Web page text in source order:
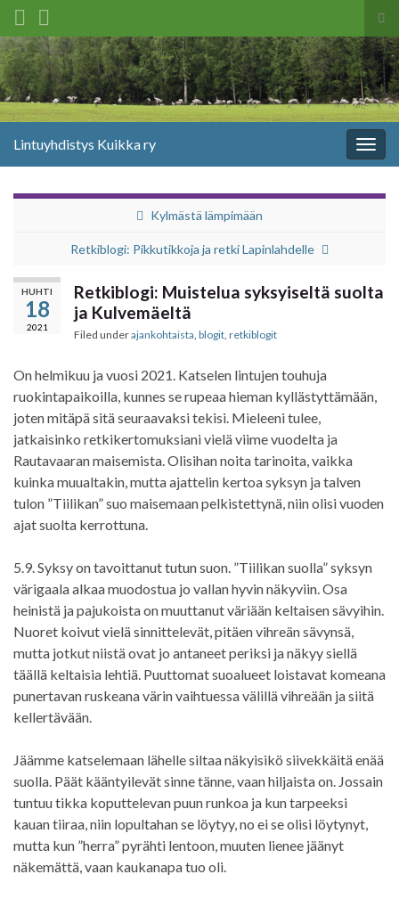
Search for:
Lintuyhdistys Kuikka ry
Kylmästä lämpimään
Retkiblogi: Pikkutikkoja ja retki Lapinlahdelle
HUHTI
18
2021
Retkiblogi: Muistelua syksyiseltä suolta
ja Kulvemäeltä
Filed underajankohtaista blogit retkiblogit
On helmikuu ja vuosi 2021. Katselen lintujen touhuja
ruokintapaikoilla, kunnes se rupeaa hieman kyllästyttämään,
joten mitäpä sitä seuraavaksi tekisi. Mieleeni tulee,
jatkaisinko retkikertomuksiani vielä viime vuodelta ja
Rautavaaran maisemista. Olisihan noita tarinoita, vaikka
kuinka muualtakin, mutta ajattelin kertoa syksyn ja talven
tulon ”Tiilikan” suo maisemaan pelkistettynä, niin olisi vuoden
ajat suolta kerrottuna.
5.9. Syksy on tavoittanut tutun suon. ”Tiilikan suolla” syksyn
värigaala alkaa muodostua jo vallan hyvin näkyviin. Osa
heinistä ja pajukoista on muuttanut väriään keltaisen sävyihin.
Nuoret koivut vielä sinnittelevät, pitäen vihreän sävynsä,
mutta jotkut niistä ovat jo antaneet periksi ja näkyy siellä
täällä keltaisia lehtiä. Puuttomat suoalueet loistavat komeana
punertavan ruskeana värin vaihtuessa välillä vihreään ja siitä
kellertävään.
Jäämme katselemaan lähelle siltaa näkyisikö siivekkäitä enää
suolla. Päät kääntyilevät sinne tänne, vaan hiljaista on. Jossain
tuntuu tikka koputtelevan puun runkoa ja kun tarpeeksi
kauan tiiraa, niin lopultahan se löytyy, no ei se olisi löytynyt,
mutta kun ”herra” pyrähti lentoon, muuten lienee jäänyt
näkemättä, vaan kaukanapa tuo oli.